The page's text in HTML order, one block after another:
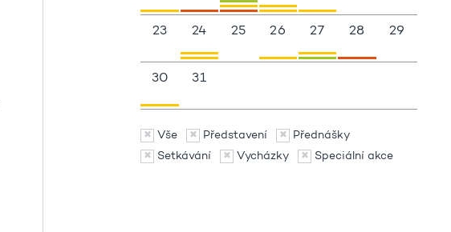
23 24 25 26 27 28 29
30 31
Vše Představení
Přednášky
Setkávání
Vycházky Speciální akce